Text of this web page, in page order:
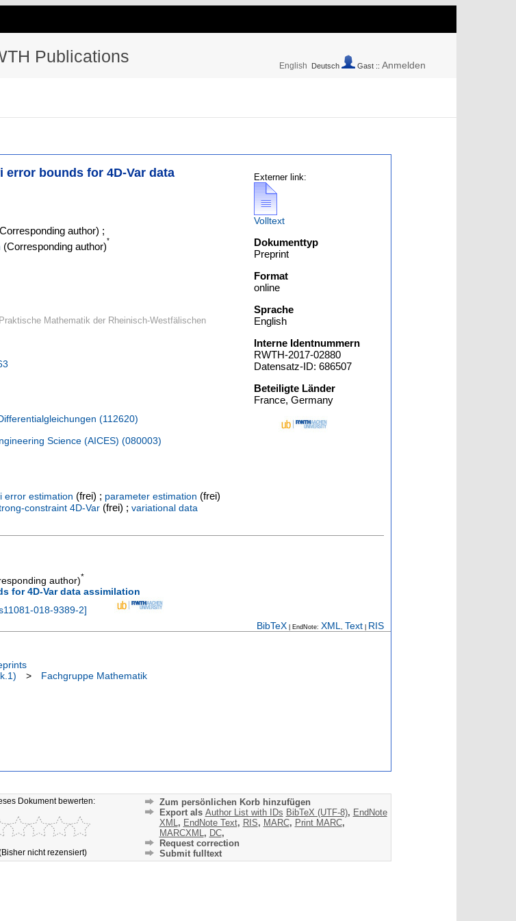
Publications English Deutsch Gast :: Anmelden
bounds for 4D-Var data
author) ;
(Corresponding author)
*
Mathematik der Rheinisch-Westfälischen
(112620)
Science (AICES) (080003)
error estimation (frei) ; parameter estimation (frei)
constraint 4D-Var (frei) ; variational data
Externer link:
Volltext
Dokumenttyp
Preprint
Format
online
Sprache
English
Interne Identnummern
RWTH-2017-02880
Datensatz-ID: 686507
Beteiligte Länder
France, Germany
author)*
for 4D-Var data assimilation
018-9389-2]
BibTeX | EndNote: XML Text RIS
>
Fachgruppe Mathematik
Dokument bewerten:
nicht rezensiert)
Zum persönlichen Korb hinzufügen
Export als Author List with IDs BibTeX (UTF-8), EndNote
XML , EndNote Text, RIS, MARC, Print MARC,
MARCXML , DC,
Request correction
Submit fulltext